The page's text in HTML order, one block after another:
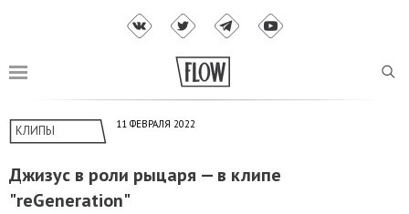
КЛИПЫ 11 ФЕВРАЛЯ 2022
Джизус в роли рыцаря — в клипе
"reGeneration"